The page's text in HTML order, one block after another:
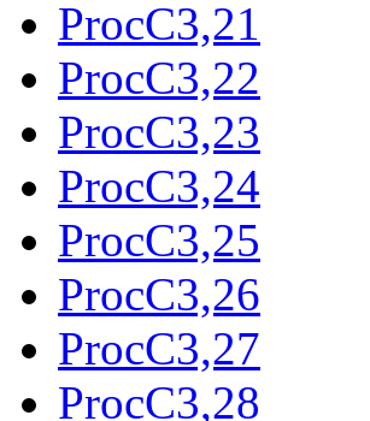
ProcC3,21
ProcC3,22
ProcC3,23
ProcC3,24
ProcC3,25
ProcC3,26
ProcC3,27
ProcC3,28